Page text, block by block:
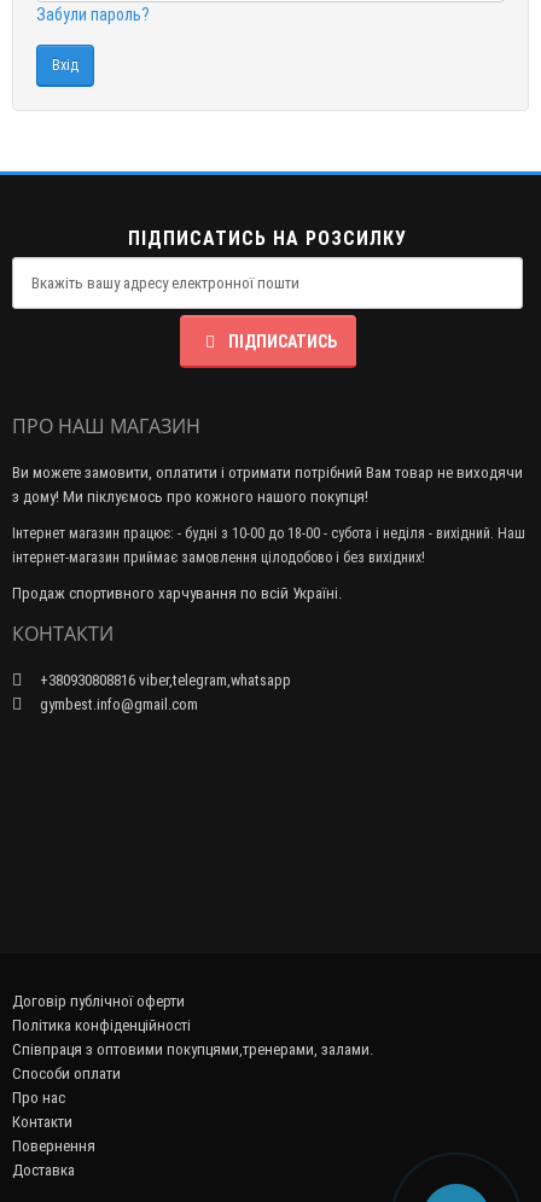
Забули пароль?
ПІДПИСАТИСЬ НА РОЗСИЛКУ
ПІДПИСАТИСЬ
ПРО НАШ МАГАЗИН
Ви можете замовити, оплатити і отримати потрібний Вам товар не виходячи
з дому! Ми піклуємось про кожного нашого покупця!
Інтернет магазин працює: - будні з 10-00 до 18-00 - субота і неділя - вихідний. Наш
інтернет-магазин приймає замовлення цілодобово і без вихідних!
Продаж спортивного харчування по всій Україні.
КОНТАКТИ
+380930808816 viber,telegram,whatsapp
gymbest.info@gmail.com
Договір публічної оферти
Політика конфіденційності
Співпраця з оптовими покупцями,тренерами, залами.
Способи оплати
Про нас
Контакти
Повернення
Доставка